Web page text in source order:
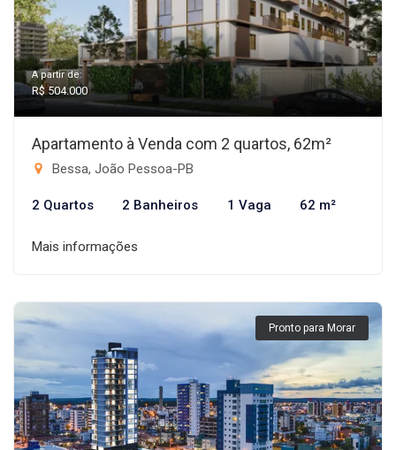
A partir de:
R$ 504.000
Apartamento à Venda com 2 quartos, 62m²
Bessa, João Pessoa-PB
2 Quartos 2 Banheiros 1 Vaga 62 m²
Mais informações
Pronto para Morar